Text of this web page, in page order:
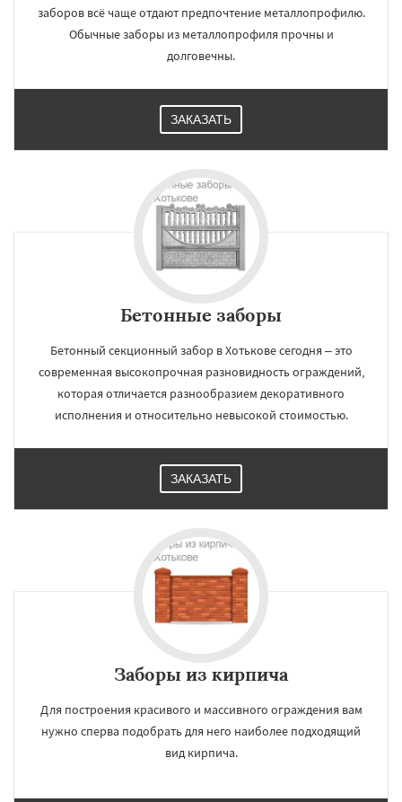
заборов всё чаще отдают предпочтение металлопрофилю.
Обычные заборы из металлопрофиля прочны и
долговечны.
ЗАКАЗАТЬ
Бетонные заборы
Бетонный секционный забор в Хотькове сегодня – это
современная высокопрочная разновидность ограждений,
которая отличается разнообразием декоративного
исполнения и относительно невысокой стоимостью.
ЗАКАЗАТЬ
Заборы из кирпича
Для построения красивого и массивного ограждения вам
нужно сперва подобрать для него наиболее подходящий
вид кирпича.